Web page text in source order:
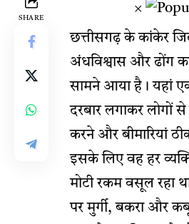
SHARE
×
छत्तीसगढ़ के कांकेर
अंधविश्वास और ढोंग
सामने आया है। यहां
दरबार लगाकर लोगों
करने और बीमारियां
इसके लिए वह हर
मोटी रकम वसूल रहा
पर मुर्गी, बकरा और